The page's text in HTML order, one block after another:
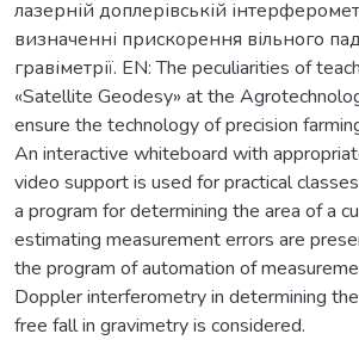
лазерній доплерівській
визначенні прискорення вільного
гравіметрії. EN: The peculiarities of
«Satellite Geodesy» at the
ensure the technology of precision
An interactive whiteboard with
video support is used for practical
a program for determining the area of a
estimating measurement errors are
the program of automation of
Doppler interferometry in determining
free fall in gravimetry is considered.